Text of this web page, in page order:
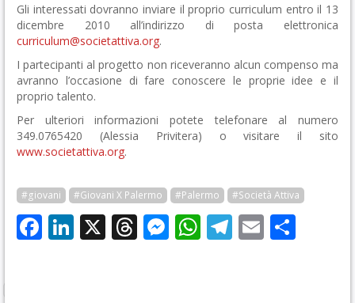
Gli interessati dovranno inviare il proprio curriculum entro il 13
dicembre 2010 all’indirizzo di posta elettronica
curriculum@societattiva.org.
I partecipanti al progetto non riceveranno alcun compenso ma
avranno l’occasione di fare conoscere le proprie idee e il
proprio talento.
Per ulteriori informazioni potete telefonare al numero
349.0765420 (Alessia Privitera) o visitare il sito
www.societattiva.org.
#giovani #Giovani X Palermo #Palermo #Società Attiva
Facebook
LinkedIn
X Threads
Messenger
WhatsApp
Telegram
Email